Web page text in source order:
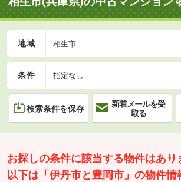
地域 相生市
条件 指定なし
検索条件を保存
新着メールを受
取る
お探しの条件に該当する物件はあり
以下は「伊丹市と豊岡市」の物件情